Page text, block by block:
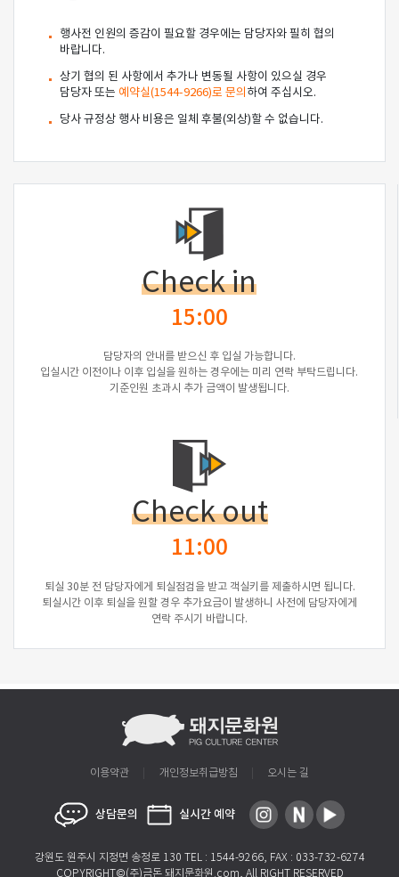
행사전 인원의 증감이 필요할 경우에는 담당자와 필히 협의
바랍니다.
상기 협의 된 사항에서 추가나 변동될 사항이 있으실 경우
담당자 또는 예약실(1544-9266)로 문의 하여 주십시오.
당사 규정상 행사 비용은 일체 후불(외상)할 수 없습니다.
Check in
15:00
담당자의 안내를 받으신 후 입실 가능합니다.
입실시간 이전이나 이후 입실을 원하는 경우에는 미리 연락 부탁드립니다.
기준인원 초과시 추가 금액이 발생됩니다.
Check out
11:00
퇴실 30분 전 담당자에게 퇴실점검을 받고 객실키를 제출하시면 됩니다.
퇴실시간 이후 퇴실을 원할 경우 추가요금이 발생하니 사전에 담당자에게
연락 주시기 바랍니다.
이용약관 개인정보취급방침 오시는 길
강원도 원주시 지정면 송정로 130 TEL : 1544-9266, FAX : 033-732-6274
COPYRIGHT©(주)금돈 돼지문화원.com, All RIGHT RESERVED
상담문의 실시간 예약